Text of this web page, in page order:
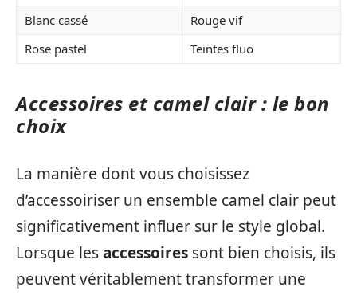
Blanc cassé
Rouge vif
Rose pastel
Teintes fluo
Accessoires et camel clair : le bon
choix
La manière dont vous choisissez
d’accessoiriser un ensemble camel clair peut
significativement influer sur le style global.
Lorsque lesaccessoires sont bien choisis, ils
peuvent véritablement transformer une